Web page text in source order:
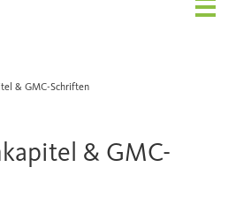
& GMC-Schriften
& GMC-